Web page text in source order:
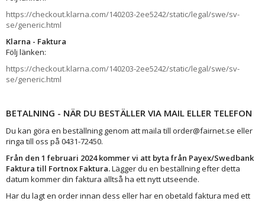
https://checkout.klarna.com/140203-2ee5242/static/legal/swe/sv-
se/generic.html
Klarna - Faktura
Följ länken:
https://checkout.klarna.com/140203-2ee5242/static/legal/swe/sv-
se/generic.html
BETALNING - NÄR DU BESTÄLLER VIA MAIL ELLER TELEFON
Du kan göra en beställning genom att maila till order@fairnet.se eller
ringa till oss på 0431-72450.
Från den 1 februari 2024 kommer vi att byta från Payex/Swedbank
Faktura till Fortnox Faktura.Lägger du en beställning efter detta
datum kommer din faktura alltså ha ett nytt utseende.
Har du lagt en order innan dess eller har en obetald faktura med ett